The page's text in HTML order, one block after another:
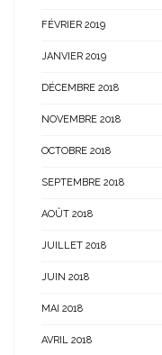
FÉVRIER 2019
JANVIER 2019
DÉCEMBRE 2018
NOVEMBRE 2018
OCTOBRE 2018
SEPTEMBRE 2018
AOÛT 2018
JUILLET 2018
JUIN 2018
MAI 2018
AVRIL 2018